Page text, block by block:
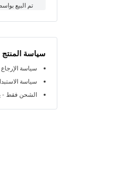
تم البيع
سياسة المنتج
سياسة الإرجاع
سياسة الاستبدال
الشحن فقط -